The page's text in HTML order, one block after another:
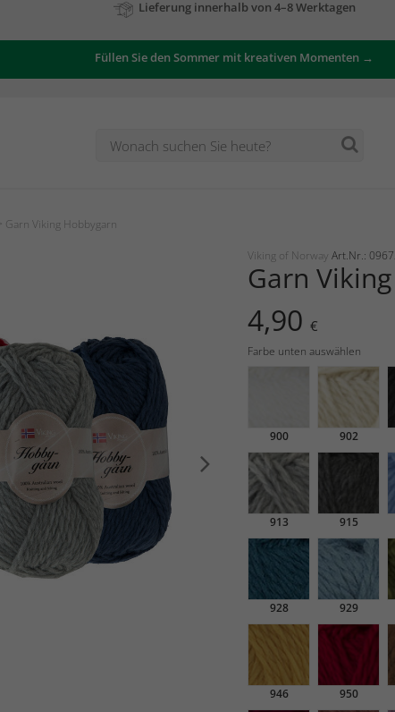
Füllen Sie den Sommer mit kreativen Momenten →
> Garn Viking Hobbygarn
Viking of Norway Art.Nr.:
Garn
4,90 €
Farbe unten auswählen
900 902
913 915
928 929
946 950